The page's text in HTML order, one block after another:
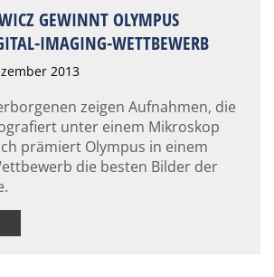
GEWINNT OLYMPUS
IMAGING-WETTBEWERB
2013
zeigen Aufnahmen, die
unter einem Mikroskop
prämiert Olympus in einem
die besten Bilder der